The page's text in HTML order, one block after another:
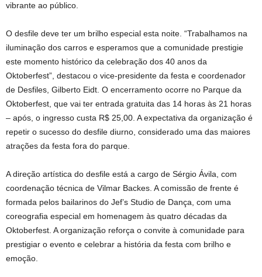
vibrante ao público.
O desfile deve ter um brilho especial esta noite. “Trabalhamos na
iluminação dos carros e esperamos que a comunidade prestigie
este momento histórico da celebração dos 40 anos da
Oktoberfest”, destacou o vice-presidente da festa e coordenador
de Desfiles, Gilberto Eidt. O encerramento ocorre no Parque da
Oktoberfest, que vai ter entrada gratuita das 14 horas às 21 horas
– após, o ingresso custa R$ 25,00. A expectativa da organização é
repetir o sucesso do desfile diurno, considerado uma das maiores
atrações da festa fora do parque.
A direção artística do desfile está a cargo de Sérgio Ávila, com
coordenação técnica de Vilmar Backes. A comissão de frente é
formada pelos bailarinos do Jef’s Studio de Dança, com uma
coreografia especial em homenagem às quatro décadas da
Oktoberfest. A organização reforça o convite à comunidade para
prestigiar o evento e celebrar a história da festa com brilho e
emoção.